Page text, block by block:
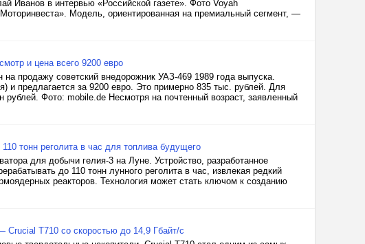
Иванов в интервью «Российской газете». Фото Voyah
Модель, ориентированная на премиальный сегмент, —
и цена всего 9200 евро
продажу советский внедорожник УАЗ-469 1989 года выпуска.
и предлагается за 9200 евро. Это примерно 835 тыс. рублей. Для
Фото: mobile.de Несмотря на почтенный возраст, заявленный
тонн реголита в час для топлива будущего
для добычи гелия-3 на Луне. Устройство, разработанное
до 110 тонн лунного реголита в час, извлекая редкий
реакторов. Технология может стать ключом к созданию
T710 со скоростью до 14,9 Гбайт/с